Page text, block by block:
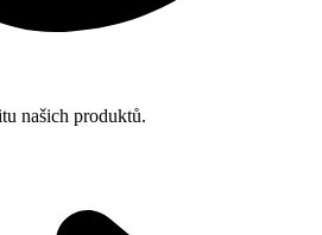
našich produktů.